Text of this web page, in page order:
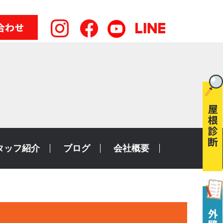
ッフ紹介 ブログ 会社概要